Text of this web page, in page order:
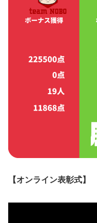
【オンライン表彰式】